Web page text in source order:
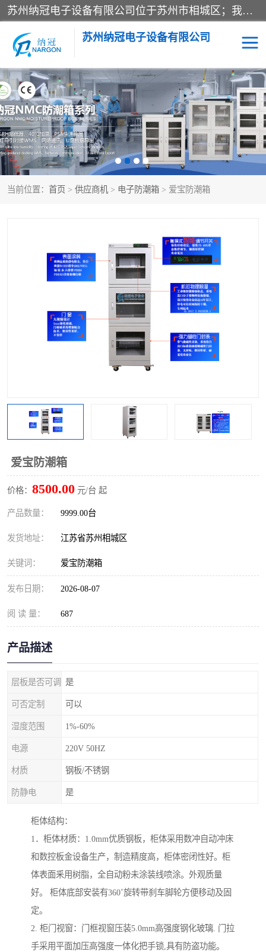
苏州纳冠电子设备有限公司位于苏州市相城区；我司依托国外先进技术结合国内用户的需求，为客户提供具有WMS功能的超低湿快速除湿电子防潮，压缩空气连续干燥柜、智能物料管理氮气储物柜、自制氮氮气柜、防潮氮气组合柜、不锈钢洁净氮气柜、洁净储物柜、石墨舟柜、亮灯导引丝网板存储柜、PCB柔性板气密干燥柜等
苏州纳冠电子设备有限公司
当前位置： 首页 > 供应商机 > 电子防潮箱 > 爱宝防潮箱
爱宝防潮箱
价格： 8500.00 元/台 起
产品数量： 9999.00台
发货地址： 江苏省苏州相城区
关键词： 爱宝防潮箱
发布日期： 2026-08-07
阅 读 量： 687
产品描述
层板是否可调 是
可否定制 可以
湿度范围 1%-60%
电源 220V 50HZ
材质 钢板/不锈钢
防静电 是
柜体结构：
1．柜体材质：1.0mm优质钢板，柜体采用数冲自动冲床
和数控板金设备生产，制造精度高，柜体密闭性好。柜
体表面釆用树脂，全自动粉未涂装线喷涂。外观质量
好。 柜体底部安装有360˚旋转带刹车脚轮方便移动及固
定。
2. 柜门视窗：门框视窗压装5.0mm高强度钢化玻璃. 门拉
手采用平面加压高强度一体化把手锁,具有防盗功能。
电子防潮箱 氮气柜
智能料架 干燥箱